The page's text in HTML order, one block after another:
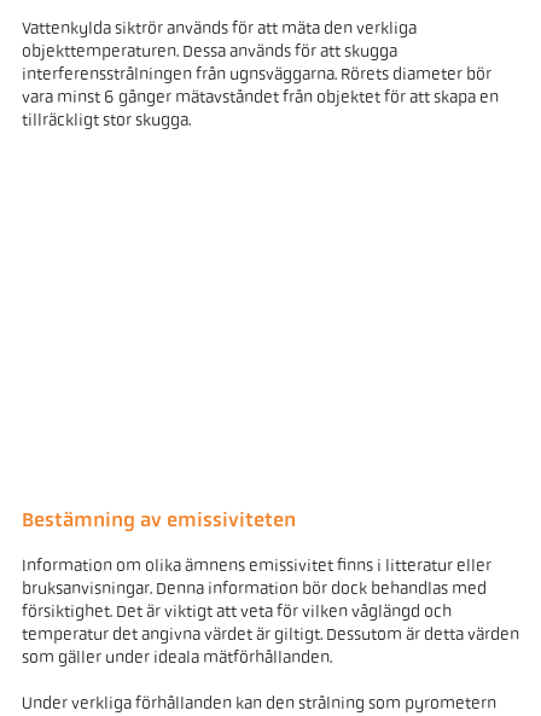
Vattenkylda siktrör används för att mäta den verkliga
objekttemperaturen. Dessa används för att skugga
interferensstrålningen från ugnsväggarna. Rörets diameter bör
vara minst 6 gånger mätavståndet från objektet för att skapa en
tillräckligt stor skugga.
Bestämning av emissiviteten
Information om olika ämnens emissivitet finns i litteratur eller
bruksanvisningar. Denna information bör dock behandlas med
försiktighet. Det är viktigt att veta för vilken våglängd och
temperatur det angivna värdet är giltigt. Dessutom är detta värden
som gäller under ideala mätförhållanden.
Under verkliga förhållanden kan den strålning som pyrometern